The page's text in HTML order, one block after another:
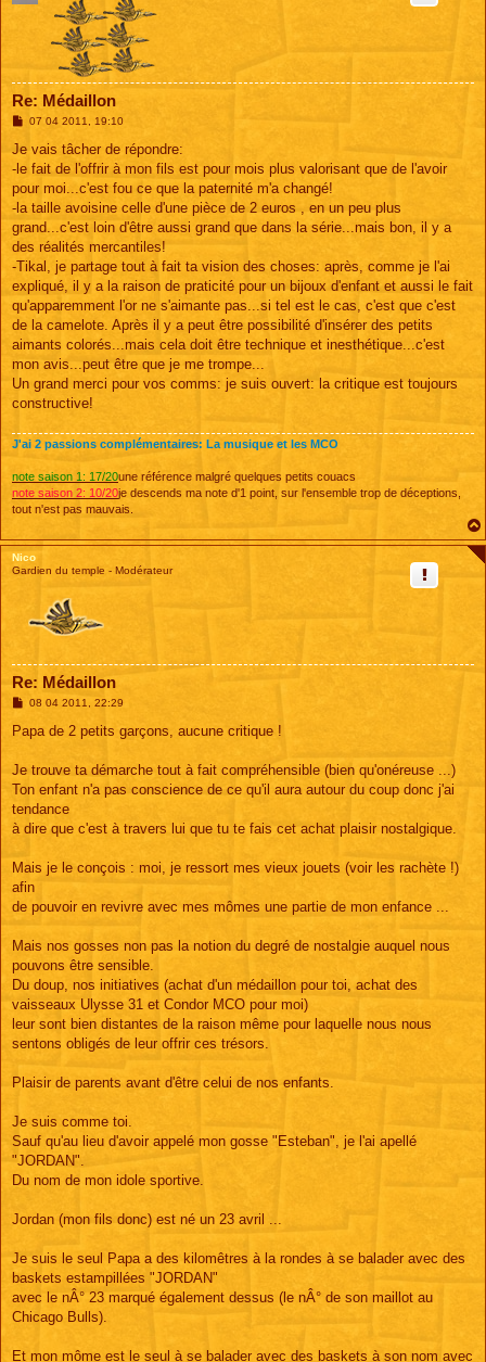
Re: Médaillon
M
s
a
g
07 04 2011, 19:10
Je vais tâcher de répondre:
-le fait de l'offrir à mon fils est pour mois plus valorisant que de l'avoir
pour moi...c'est fou ce que la paternité m'a changé!
-la taille avoisine celle d'une pièce de 2 euros , en un peu plus
grand...c'est loin d'être aussi grand que dans la série...mais bon, il y a
des réalités mercantiles!
-Tikal, je partage tout à fait ta vision des choses: après, comme je l'ai
expliqué, il y a la raison de praticité pour un bijoux d'enfant et aussi le fait
qu'apparemment l'or ne s'aimante pas...si tel est le cas, c'est que c'est
de la camelote. Après il y a peut être possibilité d'insérer des petits
aimants colorés...mais cela doit être technique et inesthétique...c'est
mon avis...peut être que je me trompe...
Un grand merci pour vos comms: je suis ouvert: la critique est toujours
constructive!
J'ai 2 passions complémentaires: La musique et les MCO
note saison 1: 17/20une référence malgré quelques petits couacs
note saison 2: 10/20je descends ma note d'1 point, sur l'ensemble trop de déceptions,
tout n'est pas mauvais.
Nico
Gardien du temple - Modérateur
Re: Médaillon
M
s
s
g
08 04 2011, 22:29
Papa de 2 petits garçons, aucune critique !
Je trouve ta démarche tout à fait compréhensible (bien qu'onéreuse ...)
Ton enfant n'a pas conscience de ce qu'il aura autour du coup donc j'ai
tendance
à dire que c'est à travers lui que tu te fais cet achat plaisir nostalgique.
Mais je le conçois : moi, je ressort mes vieux jouets (voir les rachète !)
afin
de pouvoir en revivre avec mes mômes une partie de mon enfance ...
Mais nos gosses non pas la notion du degré de nostalgie auquel nous
pouvons être sensible.
Du doup, nos initiatives (achat d'un médaillon pour toi, achat des
vaisseaux Ulysse 31 et Condor MCO pour moi)
leur sont bien distantes de la raison même pour laquelle nous nous
sentons obligés de leur offrir ces trésors.
Plaisir de parents avant d'être celui de nos enfants.
Je suis comme toi.
Sauf qu'au lieu d'avoir appelé mon gosse "Esteban", je l'ai apellé
"JORDAN".
Du nom de mon idole sportive.
Jordan (mon fils donc) est né un 23 avril ...
Je suis le seul Papa a des kilomêtres à la rondes à se balader avec des
baskets estampillées "JORDAN"
avec le nÂ° 23 marqué également dessus (le nÂ° de son maillot au
Chicago Bulls).
Et mon môme est le seul à se balader avec des baskets à son nom avec